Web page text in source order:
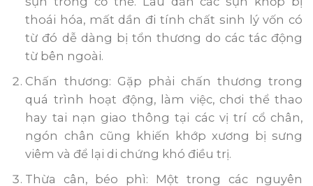
thoái hóa, mất dần đi tính chất sinh lý vốn có
từ đó dễ dàng bị tổn thương do các tác động
từ bên ngoài.
Chấn thương: Gặp phải chấn thương trong
quá trình hoạt động, làm việc, chơi thể thao
hay tai nạn giao thông tại các vị trí cổ chân,
ngón chân cũng khiến khớp xương bị sưng
viêm và để lại di chứng khó điều trị.
Thừa cân, béo phì: Một trong các nguyên